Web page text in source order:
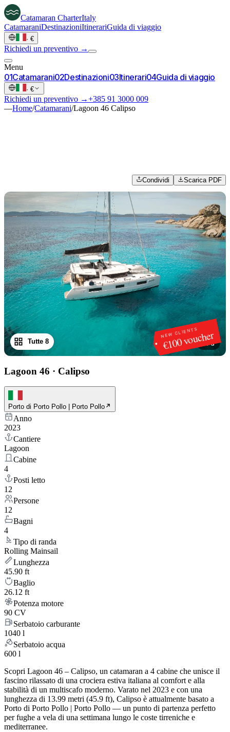
Catamaran CharterItaly
CatamaraniDestinazioniItinerariGuida di viaggio
· €
Richiedi un preventivo →
Menu
01Catamarani02Destinazioni03Itinerari04Guida di viaggio
· €
Richiedi un preventivo →+385 91 3000 009
—Home/Catamarani/Lagoon 46 Calipso
Condividi Scarica PDF
NEW CLIENTS
€100 voucher
1 /8
Tutte 8
Lagoon 46 · Calipso
Porto di Porto Pollo | Porto Pollo
Anno
2023
Cantiere
Lagoon
Cabine
4
Posti letto
12
Persone
12
Bagni
4
Tipo di randa
Rolling Mainsail
Lunghezza
45.90 ft
Baglio
26.12 ft
Potenza motore
90 CV
Serbatoio carburante
1040 l
Serbatoio acqua
600 l
Scopri Lagoon 46 – Calipso, un catamaran a 4 cabine che unisce il
fascino rilassato di una crociera estiva italiana al comfort e alla
stabilità di un multiscafo moderno. Varato nel 2023 e con una
lunghezza di 13.99 metri (45.9 ft), Calipso è attualmente basato a
Porto di Porto Pollo | Porto Pollo — un punto di partenza perfetto
per fughe a vela di una settimana lungo le coste tirreniche e
mediterranee.